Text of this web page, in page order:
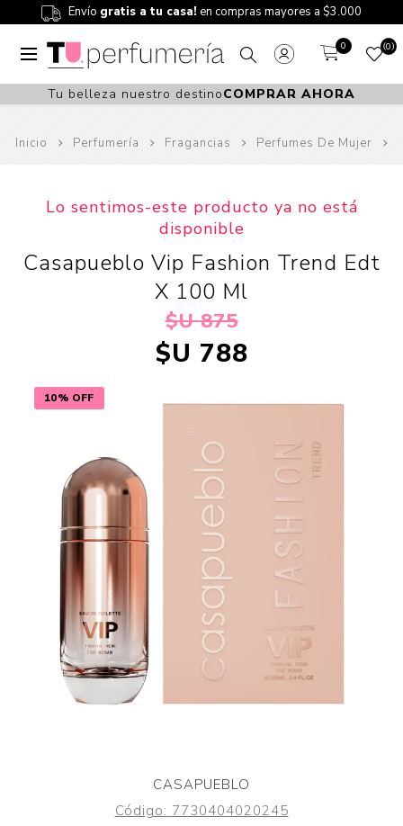
Envío gratis a tu casa! en compras mayores a $3.000
0 0
Tu belleza nuestro destinoCOMPRAR AHORA
Inicio Perfumería Fragancias Perfumes De Mujer
10% OFF
Lo sentimos-este producto ya no está
disponible
Casapueblo Vip Fashion Trend Edt
X 100 Ml
$U 875
$U 788
CASAPUEBLO
Código: 7730404020245